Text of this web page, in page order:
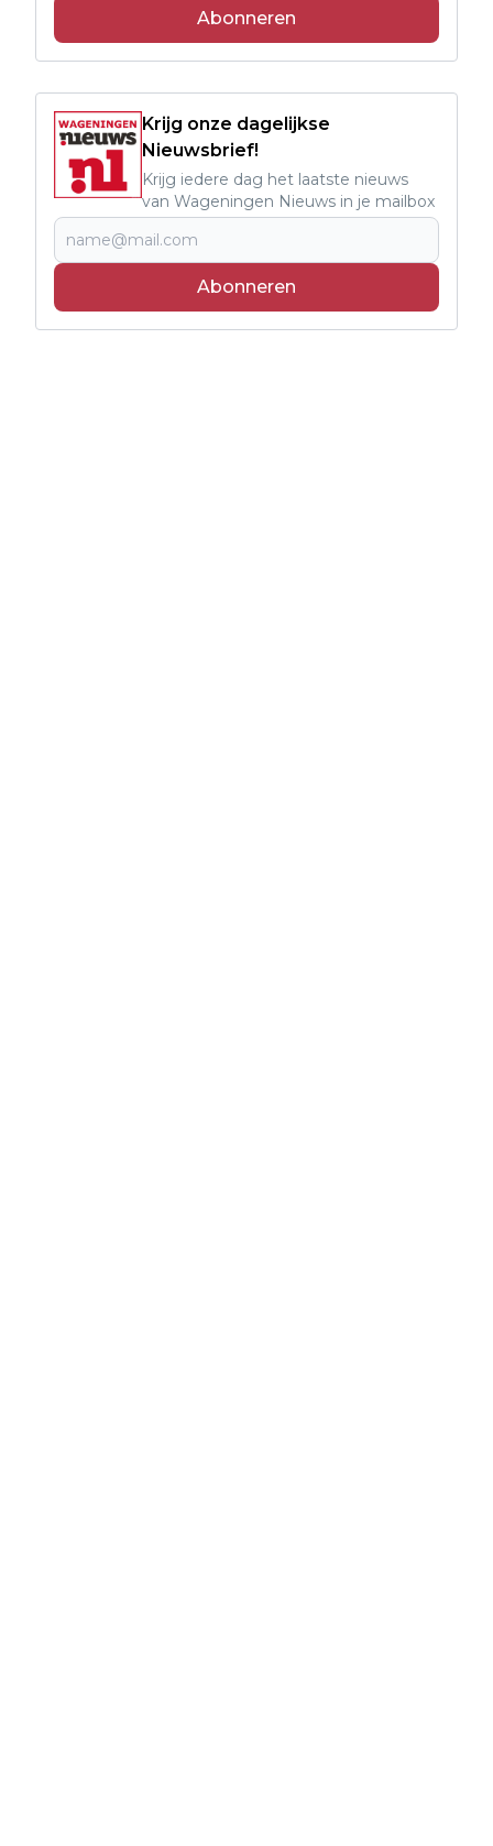
Abonneren
Krijg onze dagelijkse
Nieuwsbrief!
Krijg iedere dag het laatste nieuws
van Wageningen Nieuws in je mailbox
Abonneren